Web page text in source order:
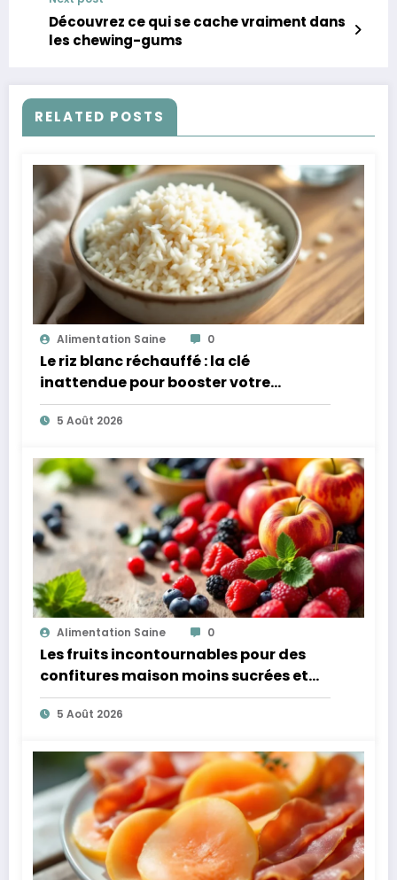
Découvrez ce qui se cache vraiment dans
les chewing-gums
RELATED POSTS
Alimentation Saine 0
Le riz blanc réchauffé : la clé
inattendue pour booster votre
microbiote
5 Août 2026
Alimentation Saine 0
Les fruits incontournables pour des
confitures maison moins sucrées et
plus légères
5 Août 2026